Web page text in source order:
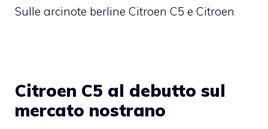
Sulle arcinote berline Citroen C5 e Citroen
Citroen C5 al debutto sul
mercato nostrano